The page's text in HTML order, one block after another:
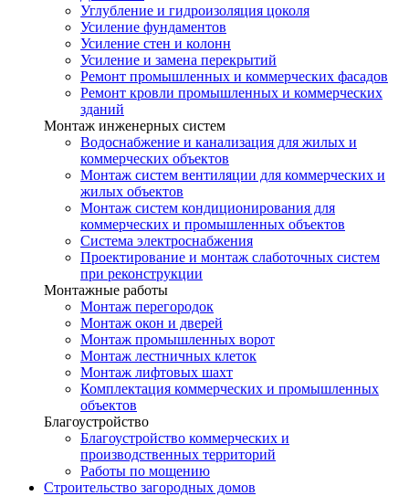
Углубление и гидроизоляция цоколя
Усиление фундаментов
Усиление стен и колонн
Усиление и замена перекрытий
Ремонт промышленных и коммерческих фасадов
Ремонт кровли промышленных и коммерческих
зданий
Монтаж инженерных систем
Водоснабжение и канализация для жилых и
коммерческих объектов
Монтаж систем вентиляции для коммерческих и
жилых объектов
Монтаж систем кондиционирования для
коммерческих и промышленных объектов
Система электроснабжения
Проектирование и монтаж слаботочных систем
при реконструкции
Монтажные работы
Монтаж перегородок
Монтаж окон и дверей
Монтаж промышленных ворот
Монтаж лестничных клеток
Монтаж лифтовых шахт
Комплектация коммерческих и промышленных
объектов
Благоустройство
Благоустройство коммерческих и
производственных территорий
Работы по мощению
Строительство загородных домов